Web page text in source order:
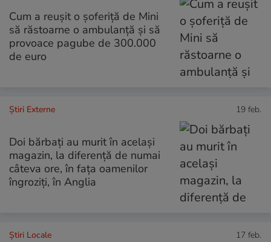
Cum a reușit o șoferiță de Mini
să răstoarne o ambulanță și să
provoace pagube de 300.000
de euro
Știri Externe 19 feb.
Doi bărbați au murit în același
magazin, la diferență de numai
câteva ore, în fața oamenilor
îngroziți, în Anglia
Știri Locale 17 feb.